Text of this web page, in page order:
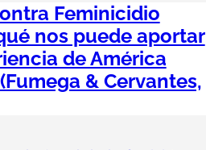
Feminicidio
nos puede aportar
de América
& Cervantes,